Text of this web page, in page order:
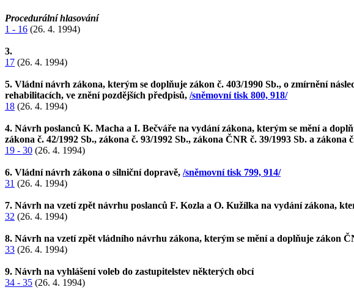
Procedurální hlasování
1 - 16 (26. 4. 1994)
3.
17 (26. 4. 1994)
5. Vládní návrh zákona, kterým se doplňuje zákon č. 403/1990 Sb., o zmírnění
rehabilitacích, ve znění pozdějších předpisů, /sněmovní tisk 800, 918/
18 (26. 4. 1994)
4. Návrh poslanců K. Macha a I. Bečváře na vydání zákona, kterým se mění a
zákona č. 42/1992 Sb., zákona č. 93/1992 Sb., zákona ČNR č. 39/1993 Sb. a zákona
19 - 30 (26. 4. 1994)
6. Vládní návrh zákona o silniční dopravě, /sněmovní tisk 799, 914/
31 (26. 4. 1994)
7. Návrh na vzetí zpět návrhu poslanců F. Kozla a O. Kužílka na vydání zákona,
32 (26. 4. 1994)
8. Návrh na vzetí zpět vládního návrhu zákona, kterým se mění a doplňuje zákon
33 (26. 4. 1994)
9. Návrh na vyhlášení voleb do zastupitelstev některých obcí
34 - 35 (26. 4. 1994)